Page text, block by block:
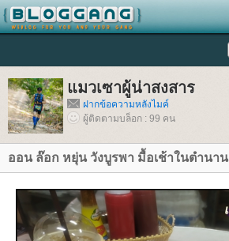
มวเซาผู้น่าสงสาร
ฝากข้อความหลังไมค์
ผู้ติดตามบล็อก : 99 คน
ออน ล๊อก หยุ่น วังบูรพา มื้อเช้าในตำนาน